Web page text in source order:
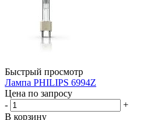
Быстрый просмотр
Лампа PHILIPS 6994Z
Цена по запросу
-
+
В корзину